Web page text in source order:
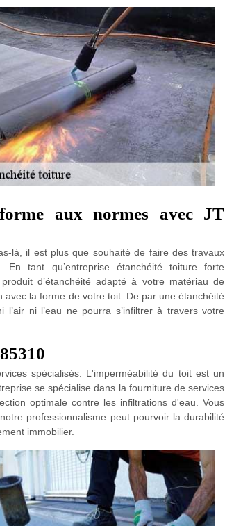
aux normes avec JT
là, il est plus que souhaité de faire des travaux
tant qu’entreprise étanchéité toiture forte
d’étanchéité adapté à votre matériau de
la forme de votre toit. De par une étanchéité
ni l’eau ne pourra s’infiltrer à travers votre
spécialisés. L'imperméabilité du toit est un
se spécialise dans la fourniture de services
optimale contre les infiltrations d'eau. Vous
professionnalisme peut pourvoir la durabilité
immobilier.